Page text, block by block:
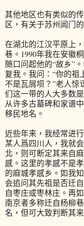
其他地区也有类似的
区，有关于苏州阊门
在湖北的江汉平原上
巷。1990年我在安徽
随口问起他的“故乡”
复我。我问：“你的祖
不是瓦屑坝？”老人惊
们这一带的人大多数
从许多古墓碑和家谱
移民地名。
近些年来，我经常进
某人爲四川人，我就
北，则可断定其来自
感。这里的孝感不是
的麻城孝感乡。如我
会追问其先祖是否迁
自枣庄或枣林庄。再
南京者多称迁自杨柳
名，但可大致判断其